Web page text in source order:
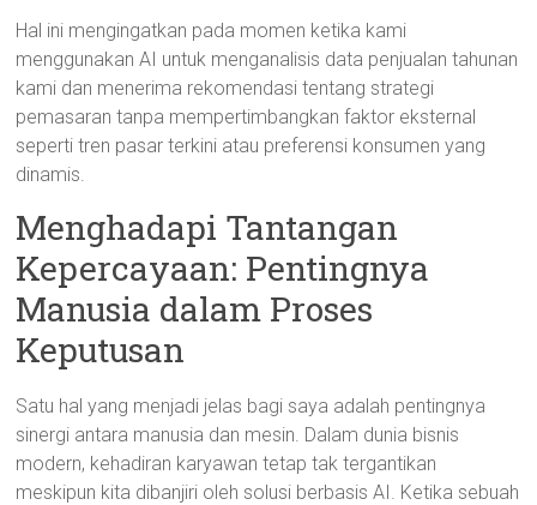
Hal ini mengingatkan pada momen ketika kami
menggunakan AI untuk menganalisis data penjualan tahunan
kami dan menerima rekomendasi tentang strategi
pemasaran tanpa mempertimbangkan faktor eksternal
seperti tren pasar terkini atau preferensi konsumen yang
dinamis.
Menghadapi Tantangan
Kepercayaan: Pentingnya
Manusia dalam Proses
Keputusan
Satu hal yang menjadi jelas bagi saya adalah pentingnya
sinergi antara manusia dan mesin. Dalam dunia bisnis
modern, kehadiran karyawan tetap tak tergantikan
meskipun kita dibanjiri oleh solusi berbasis AI. Ketika sebuah